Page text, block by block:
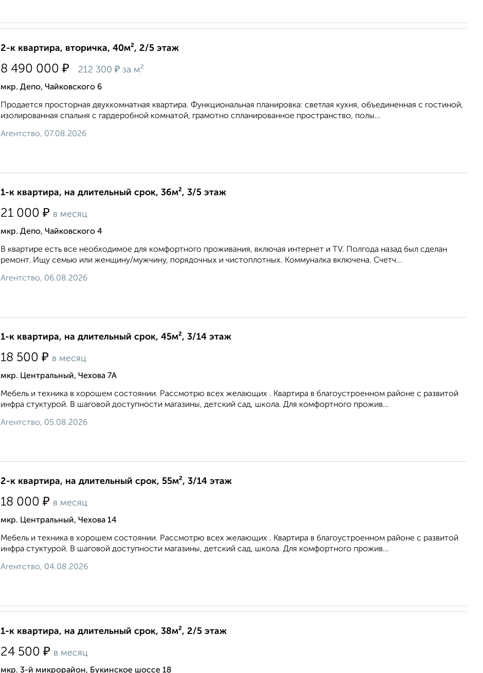
2-к квартира, вторичка, 40м², 2/5 этаж
8 490 000 ₽ 212 300 ₽ за м²
мкр. Депо, Чайковского 6
Продается просторная двухкомнатная квартира. Функциональная планировка: светлая кухня, объединенная с гостиной,
изолированная спальня с гардеробной комнатой, грамотно спланированное пространство, полы...
Агентство, 07.08.2026
1-к квартира, на длительный срок, 36м², 3/5 этаж
21 000 ₽ в месяц
мкр. Депо, Чайковского 4
В квартире есть все необходимое для комфортного проживания, включая интернет и TV. Полгода назад был сделан
ремонт. Ищу семью или женщину/мужчину, порядочных и чистоплотных. Коммуналка включена. Счетч...
Агентство, 06.08.2026
1-к квартира, на длительный срок, 45м², 3/14 этаж
18 500 ₽ в месяц
мкр. Центральный, Чехова 7А
Мебель и техника в хорошем состоянии. Рассмотрю всех желающих . Квартира в благоустроенном районе с развитой
инфра стуктурой. В шаговой доступности магазины, детский сад, школа. Для комфортного прожив...
Агентство, 05.08.2026
2-к квартира, на длительный срок, 55м², 3/14 этаж
18 000 ₽ в месяц
мкр. Центральный, Чехова 14
Мебель и техника в хорошем состоянии. Рассмотрю всех желающих . Квартира в благоустроенном районе с развитой
инфра стуктурой. В шаговой доступности магазины, детский сад, школа. Для комфортного прожив...
Агентство, 04.08.2026
1-к квартира, на длительный срок, 38м², 2/5 этаж
24 500 ₽ в месяц
мкр. 3-й микрорайон, Букинское шоссе 18